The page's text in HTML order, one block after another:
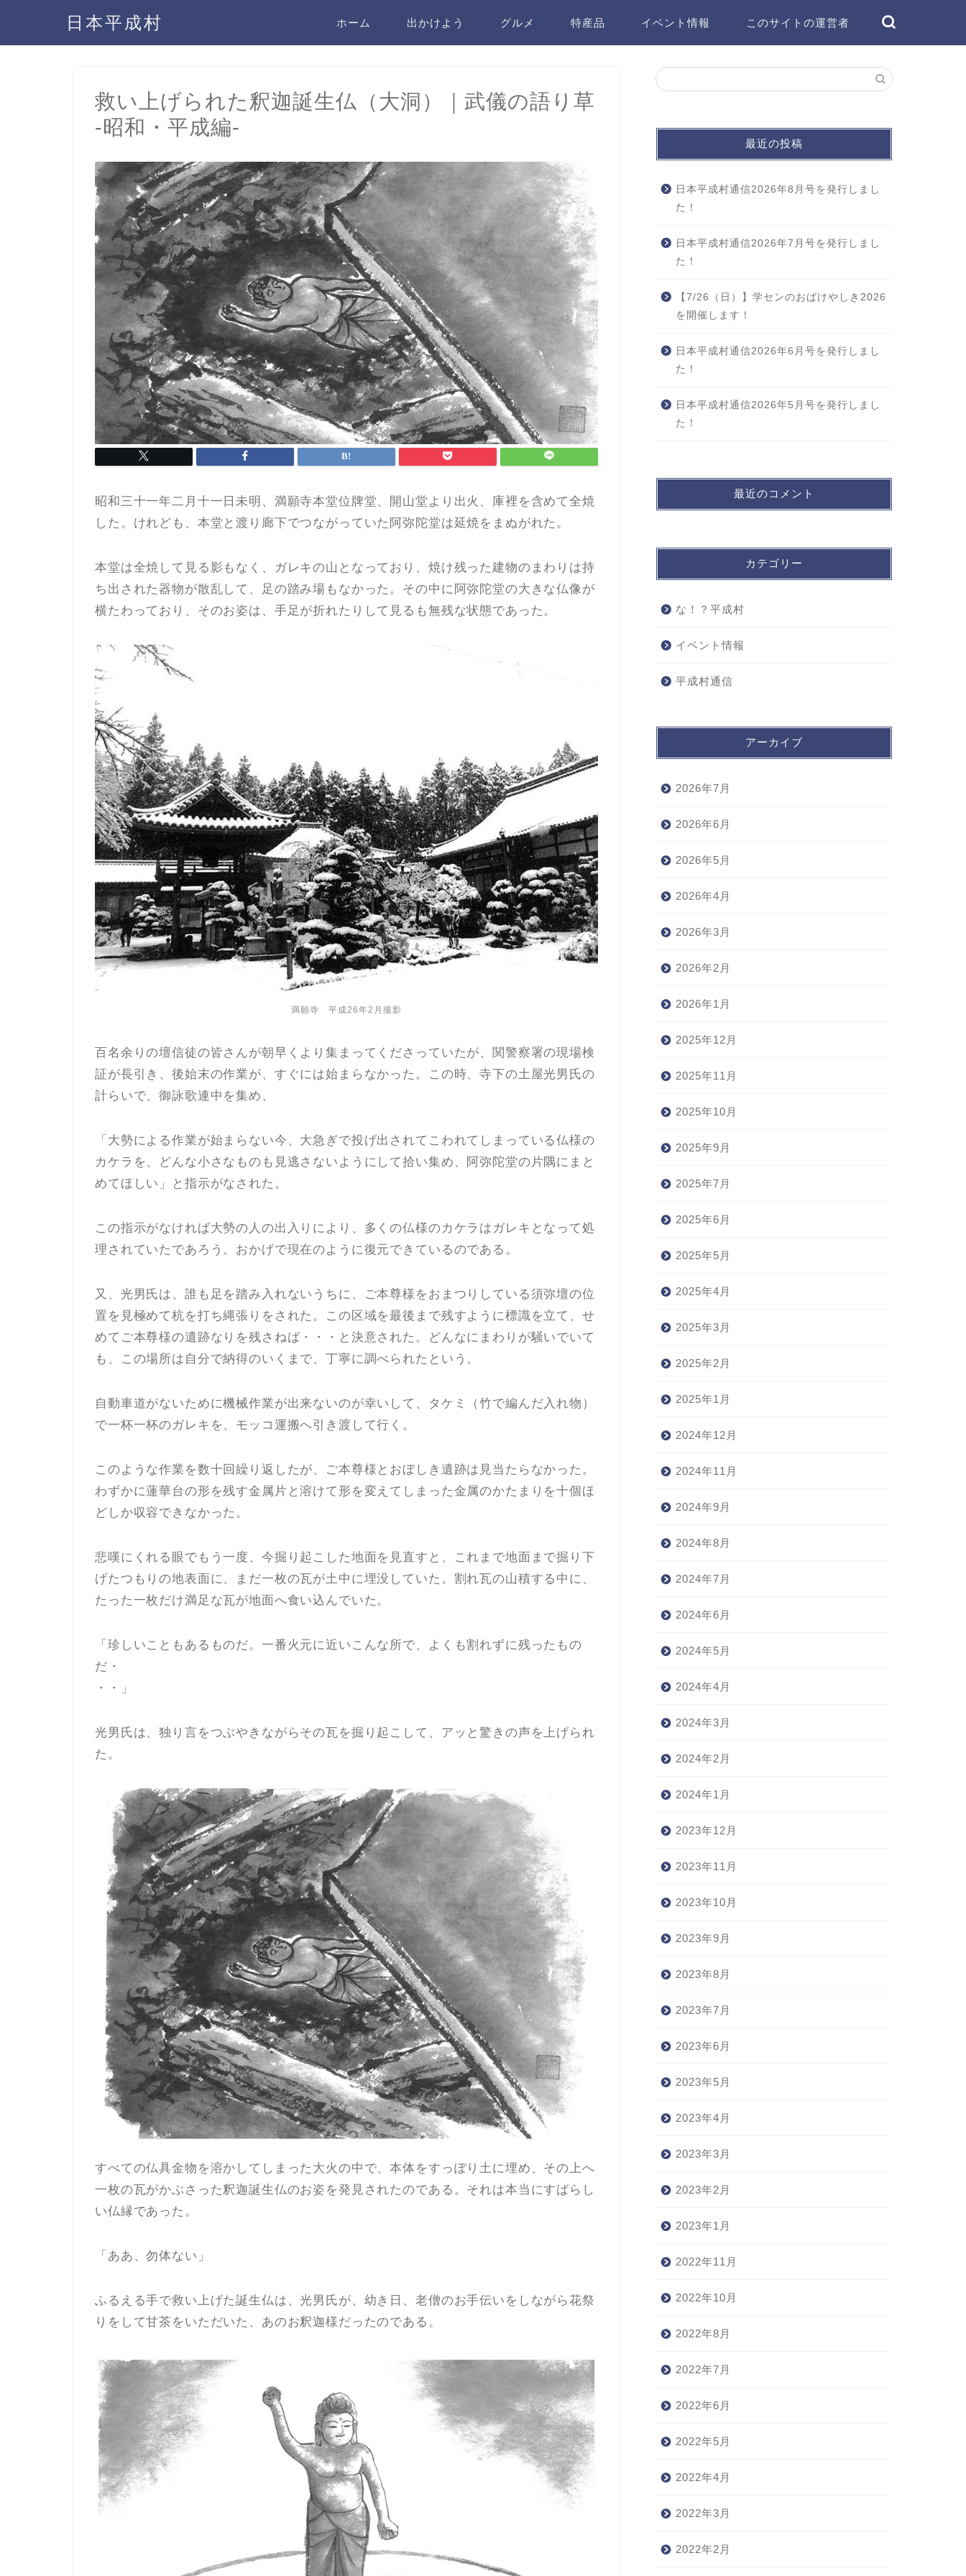
日本平成村 ホーム 出かけよう グルメ 特産品 イベント情報 このサイトの運営者
救い上げられた釈迦誕生仏（大洞）｜武儀の語り草
-昭和・平成編-
昭和三十一年二月十一日未明、満願寺本堂位牌堂、開山堂より出火、庫裡を含めて全焼
した。けれども、本堂と渡り廊下でつながっていた阿弥陀堂は延焼をまぬがれた。
本堂は全焼して見る影もなく、ガレキの山となっており、焼け残った建物のまわりは持
ち出された器物が散乱して、足の踏み場もなかった。その中に阿弥陀堂の大きな仏像が
横たわっており、そのお姿は、手足が折れたりして見るも無残な状態であった。
満願寺 平成26年2月撮影
百名余りの壇信徒の皆さんが朝早くより集まってくださっていたが、関警察署の現場検
証が長引き、後始末の作業が、すぐには始まらなかった。この時、寺下の土屋光男氏の
計らいで、御詠歌連中を集め、
「大勢による作業が始まらない今、大急ぎで投げ出されてこわれてしまっている仏様の
カケラを、どんな小さなものも見逃さないようにして拾い集め、阿弥陀堂の片隅にまと
めてほしい」と指示がなされた。
この指示がなければ大勢の人の出入りにより、多くの仏様のカケラはガレキとなって処
理されていたであろう。おかげで現在のように復元できているのである。
又、光男氏は、誰も足を踏み入れないうちに、ご本尊様をおまつりしている須弥壇の位
置を見極めて杭を打ち縄張りをされた。この区域を最後まで残すように標識を立て、せ
めてご本尊様の遺跡なりを残さねば・・・と決意された。どんなにまわりが騒いでいて
も、この場所は自分で納得のいくまで、丁寧に調べられたという。
自動車道がないために機械作業が出来ないのが幸いして、タケミ（竹で編んだ入れ物）
で一杯一杯のガレキを、モッコ運搬へ引き渡して行く。
このような作業を数十回繰り返したが、ご本尊様とおぼしき遺跡は見当たらなかった。
わずかに蓮華台の形を残す金属片と溶けて形を変えてしまった金属のかたまりを十個ほ
どしか収容できなかった。
悲嘆にくれる眼でもう一度、今掘り起こした地面を見直すと、これまで地面まで掘り下
げたつもりの地表面に、まだ一枚の瓦が土中に埋没していた。割れ瓦の山積する中に、
たった一枚だけ満足な瓦が地面へ食い込んでいた。
「珍しいこともあるものだ。一番火元に近いこんな所で、よくも割れずに残ったもの
だ・
・・」
光男氏は、独り言をつぶやきながらその瓦を掘り起こして、アッと驚きの声を上げられ
た。
すべての仏具金物を溶かしてしまった大火の中で、本体をすっぽり土に埋め、その上へ
一枚の瓦がかぶさった釈迦誕生仏のお姿を発見されたのである。それは本当にすばらし
い仏縁であった。
「ああ、勿体ない」
ふるえる手で救い上げた誕生仏は、光男氏が、幼き日、老僧のお手伝いをしながら花祭
りをして甘茶をいただいた、あのお釈迦様だったのである。
最近の投稿
日本平成村通信2026年8月号を発行しまし
た！
日本平成村通信2026年7月号を発行しまし
た！
【7/26（日）】学センのおばけやしき2026
を開催します！
日本平成村通信2026年6月号を発行しまし
た！
日本平成村通信2026年5月号を発行しまし
た！
最近のコメント
カテゴリー
な！？平成村
イベント情報
平成村通信
アーカイブ
2026年7月
2026年6月
2026年5月
2026年4月
2026年3月
2026年2月
2026年1月
2025年12月
2025年11月
2025年10月
2025年9月
2025年7月
2025年6月
2025年5月
2025年4月
2025年3月
2025年2月
2025年1月
2024年12月
2024年11月
2024年9月
2024年8月
2024年7月
2024年6月
2024年5月
2024年4月
2024年3月
2024年2月
2024年1月
2023年12月
2023年11月
2023年10月
2023年9月
2023年8月
2023年7月
2023年6月
2023年5月
2023年4月
2023年3月
2023年2月
2023年1月
2022年11月
2022年10月
2022年8月
2022年7月
2022年6月
2022年5月
2022年4月
2022年3月
2022年2月